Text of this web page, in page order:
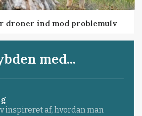
droner ind mod problemulv
med...
inspireret af, hvordan man